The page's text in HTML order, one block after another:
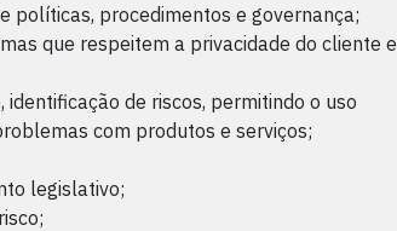
políticas, procedimentos e governança;
que respeitem a privacidade do cliente e
de riscos, permitindo o uso
com produtos e serviços;
legislativo;